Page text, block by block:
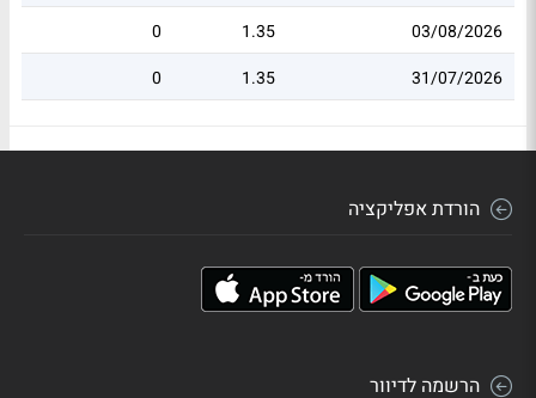
03/08/2026
1.35
0
31/07/2026
1.35
0
הורדת אפליקציה
הרשמה לדיוור